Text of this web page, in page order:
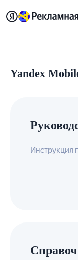
Yandex
Инструкция